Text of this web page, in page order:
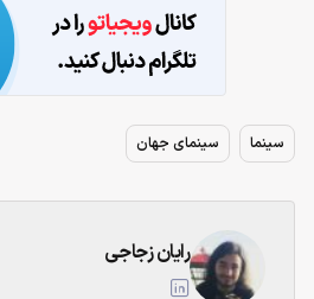
سینما سینمای جهان
رایان زجاجی